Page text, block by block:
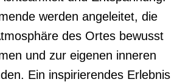
werden angeleitet, die
des Ortes bewusst
und zur eigenen inneren
Ein inspirierendes Erlebnis